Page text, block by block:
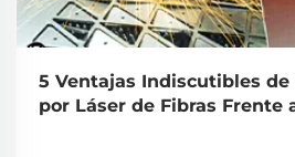
5 Ventajas Indiscutibles de
por Láser de Fibras Frente